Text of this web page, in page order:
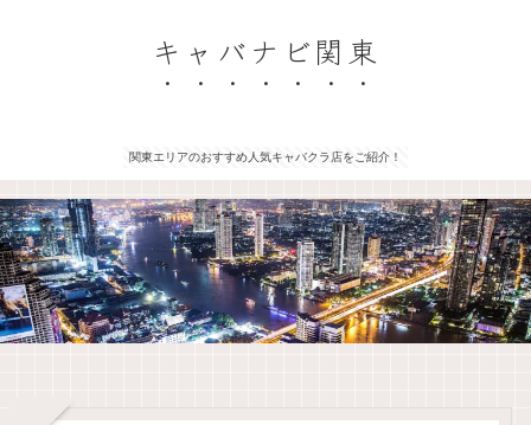
キャバナビ関東
関東エリアのおすすめ人気キャバクラ店をご紹介！